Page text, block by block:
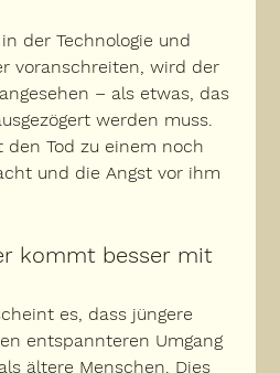
der Technologie und
voranschreiten, wird der
angesehen – als etwas, das
werden muss.
den Tod zu einem noch
und die Angst vor ihm
kommt besser mit
es, dass jüngere
entspannteren Umgang
ältere Menschen. Dies